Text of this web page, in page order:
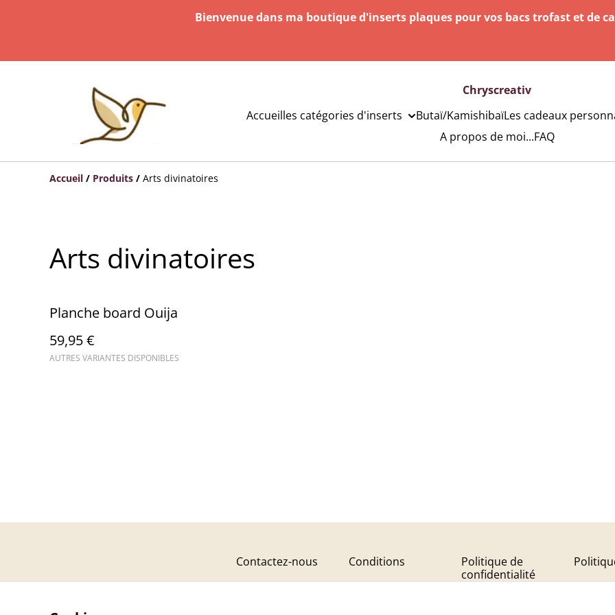
Bienvenue dans ma boutique d'inserts plaques pour vos bacs trofast et de
Chryscreativ
Accueilles catégories d'inserts Butaï/KamishibaïLes cadeaux
A propos de moi...FAQ
Accueil / Produits / Arts divinatoires
Arts divinatoires
Planche board Ouija
59,95 €
AUTRES VARIANTES DISPONIBLES
Contactez-nous Conditions
Politique de
confidentialité